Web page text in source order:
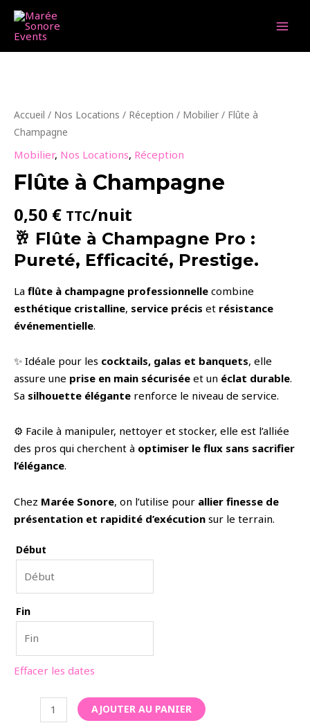
Aller
contenu
Accueil / Nos Locations / Réception / Mobilier / Flûte à
Champagne
Mobilier, Nos Locations, Réception
Flûte à Champagne
0,50 € TTC/nuit
🥂 Flûte à Champagne Pro :
Pureté, Efficacité, Prestige.
La flûte à champagne professionnelle combine
esthétique cristalline, service précis et résistance
événementielle.
✨ Idéale pour les cocktails, galas et banquets, elle
assure une prise en main sécurisée et un éclat durable.
Sa silhouette élégante renforce le niveau de service.
⚙️ Facile à manipuler, nettoyer et stocker, elle est l’alliée
des pros qui cherchent à optimiser le flux sans sacrifier
l’élégance.
Chez Marée Sonore, on l’utilise pour allier finesse de
présentation et rapidité d’exécution sur le terrain.
Début
Fin
Effacer les dates
quantité
AJOUTER AU PANIER